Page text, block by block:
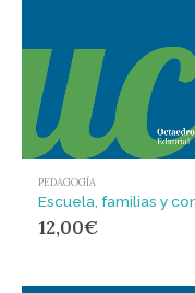
PEDAGOGÍA
12,00€